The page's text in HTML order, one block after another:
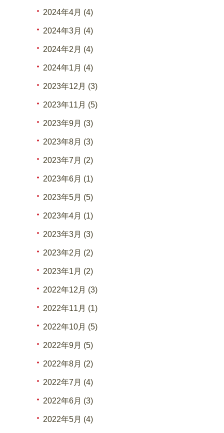
2024年4月 (4)
2024年3月 (4)
2024年2月 (4)
2024年1月 (4)
2023年12月 (3)
2023年11月 (5)
2023年9月 (3)
2023年8月 (3)
2023年7月 (2)
2023年6月 (1)
2023年5月 (5)
2023年4月 (1)
2023年3月 (3)
2023年2月 (2)
2023年1月 (2)
2022年12月 (3)
2022年11月 (1)
2022年10月 (5)
2022年9月 (5)
2022年8月 (2)
2022年7月 (4)
2022年6月 (3)
2022年5月 (4)